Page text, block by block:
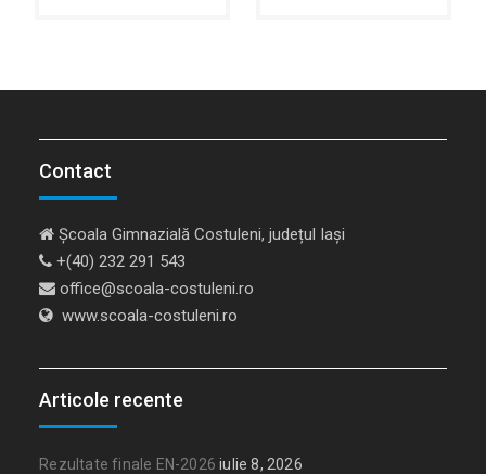
Contact
Școala Gimnazială Costuleni, județul Iași
+(40) 232 291 543
office@scoala-costuleni.ro
www.scoala-costuleni.ro
Articole recente
Rezultate finale EN-2026 iulie 8, 2026